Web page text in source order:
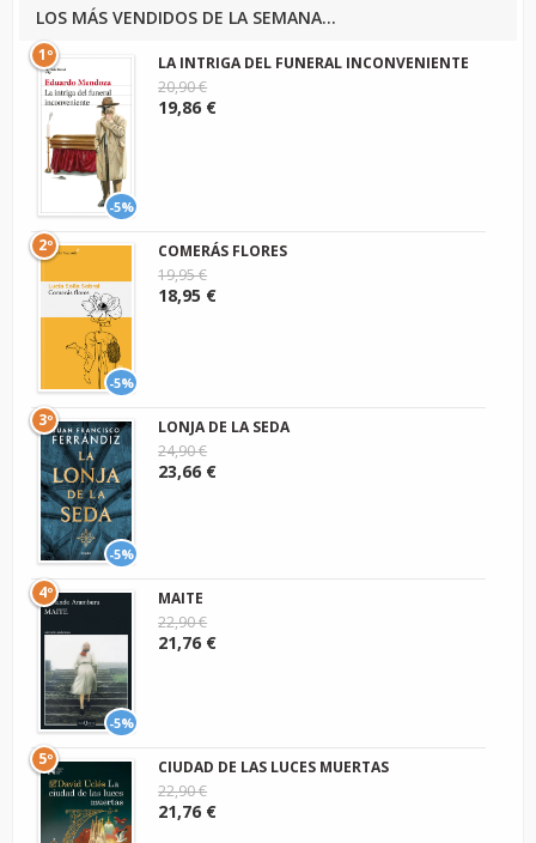
LOS MÁS VENDIDOS DE LA SEMANA...
-5%
1º
LA INTRIGA DEL FUNERAL INCONVENIENTE
20,90 €
19,86 €
-5%
2º
COMERÁS FLORES
19,95 €
18,95 €
-5%
3º
LONJA DE LA SEDA
24,90 €
23,66 €
-5%
4º
MAITE
22,90 €
21,76 €
5º
CIUDAD DE LAS LUCES MUERTAS
22,90 €
21,76 €